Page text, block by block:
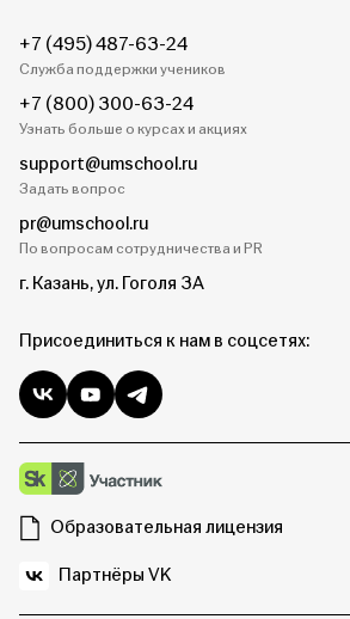
+7 (495) 487-63-24
Служба поддержки учеников
+7 (800) 300-63-24
Узнать больше о курсах и акциях
support@umschool.ru
Задать вопрос
pr@umschool.ru
По вопросам сотрудничества и PR
г. Казань, ул. Гоголя 3А
Присоединиться к нам в соцсетях:
Образовательная лицензия
Партнёры VK